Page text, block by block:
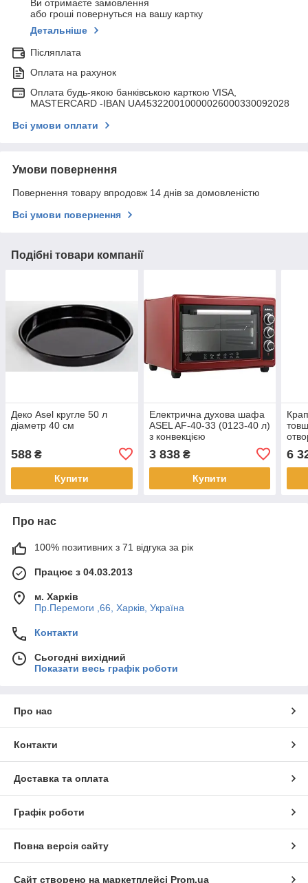
Ви отримаєте замовлення
або гроші повернуться на вашу картку
Детальніше
Післяплата
Оплата на рахунок
Оплата будь-якою банківською карткою VISA,
MASTERCARD -IBAN UA453220010000026000330092028
Всі умови оплати
Умови повернення
Повернення товару впродовж 14 днів за домовленістю
Всі умови повернення
Подібні товари компанії
Деко Asel кругле 50 л
діаметр 40 см
588 ₴
Купити
Електрична духова шафа
ASEL AF-40-33 (0123-40 л)
з конвекцією
3 838₴
Купити
6
Про нас
100% позитивних з 71 відгука за рік
Працює з 04.03.2013
м. Харків
Пр.Перемоги ,66, Харків, Україна
Контакти
Сьогодні вихідний
Показати весь графік роботи
Про нас
Контакти
Доставка та оплата
Графік роботи
Повна версія сайту
Сайт створено на маркетплейсі Prom.ua